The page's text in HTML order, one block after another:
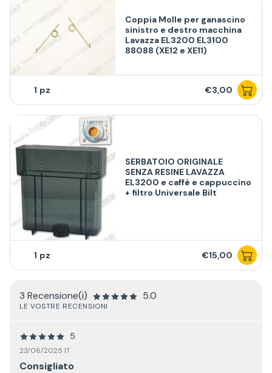
Coppia Molle per ganascino
sinistro e destro macchina
Lavazza EL3200 EL3100
88088 (XE12 e XE11)
1 €3,00
SERBATOIO ORIGINALE
SENZA RESINE LAVAZZA
EL3200 e caffè e cappuccino
+ filtro Universale Bilt
1 €15,00
3 Recensione(i) 5.0
LE VOSTRE RECENSIONI
5
23/06/2025 IT
Consigliato